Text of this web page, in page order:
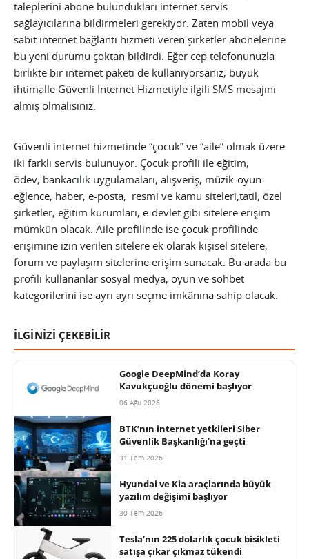
taleplerini abone bulundukları internet servis
sağlayıcılarına bildirmeleri gerekiyor. Zaten mobil veya
sabit internet bağlantı hizmeti veren şirketler abonelerine
bu yeni durumu çoktan bildirdi. Eğer cep telefonunuzla
birlikte bir internet paketi de kullanıyorsanız, büyük
ihtimalle Güvenli İnternet Hizmetiyle ilgili SMS mesajını
almış olmalısınız.
Güvenli internet hizmetinde “çocuk” ve “aile” olmak üzere
iki farklı servis bulunuyor. Çocuk profili ile eğitim,
ödev, bankacılık uygulamaları, alışveriş, müzik-oyun-
eğlence, haber, e-posta, resmi ve kamu siteleri,tatil, özel
şirketler, eğitim kurumları, e-devlet gibi sitelere erişim
mümkün olacak. Aile profilinde ise çocuk profilinde
erişimine izin verilen sitelere ek olarak kişisel sitelere,
forum ve paylaşım sitelerine erişim sunacak. Bu arada bu
profili kullananlar sosyal medya, oyun ve sohbet
kategorilerini ise ayrı ayrı seçme imkânına sahip olacak.
İLGİNİZİ ÇEKEBİLİR
Google DeepMind’da Koray
Kavukçuoğlu dönemi başlıyor
06 Ağu 2026
BTK’nın internet yetkileri Siber
Güvenlik Başkanlığı’na geçti
31 Tem 2026
Hyundai ve Kia araçlarında büyük
yazılım değişimi başlıyor
30 Tem 2026
Tesla’nın 225 dolarlık çocuk bisikleti
satışa çıkar çıkmaz tükendi